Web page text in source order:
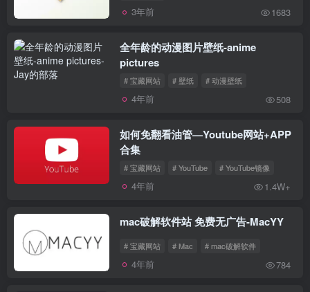
3年前 1683
全年龄的动漫图片壁纸-anime
pictures
# 宝藏网站 # 壁纸 # 动漫壁纸
4年前 508
如何免翻看油管—Youtube网站+APP
合集
# 宝藏网站 # YouTube # YouTube镜像
4年前 1.4W+
mac破解软件站 免费无广告-MacYY
# 宝藏网站 # Mac # mac破解软件
4年前 784